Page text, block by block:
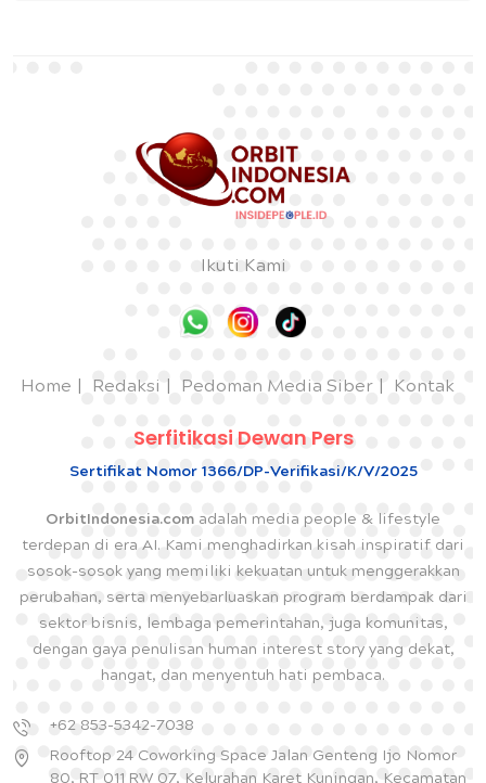
Ikuti Kami
Home Redaksi Pedoman Media Siber Kontak
Serfitikasi Dewan Pers
Sertifikat Nomor 1366/DP-Verifikasi/K/V/2025
OrbitIndonesia.com adalah media people & lifestyle
terdepan di era AI. Kami menghadirkan kisah inspiratif dari
sosok-sosok yang memiliki kekuatan untuk menggerakkan
perubahan, serta menyebarluaskan program berdampak dari
sektor bisnis, lembaga pemerintahan, juga komunitas,
dengan gaya penulisan human interest story yang dekat,
hangat, dan menyentuh hati pembaca.
+62 853-5342-7038
Rooftop 24 Coworking Space Jalan Genteng Ijo Nomor